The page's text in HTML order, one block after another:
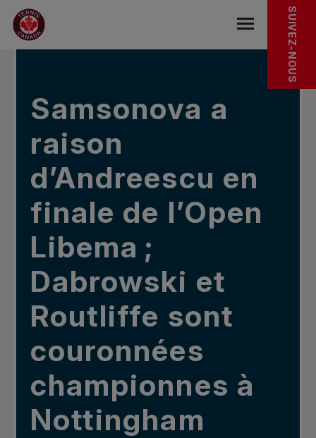
Sauter au menu principal
Sauter au contenu principal
Sauter au pied de page
DANS LES NOUVELLES SUIVEZ-NOUS
Samsonova a
raison
d’Andreescu en
finale de l’Open
Libema ;
Dabrowski et
Routliffe sont
couronnées
championnes à
Nottingham